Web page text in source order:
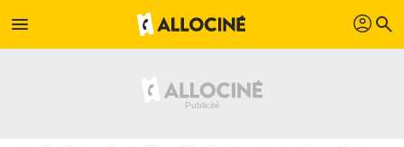
menu profil search